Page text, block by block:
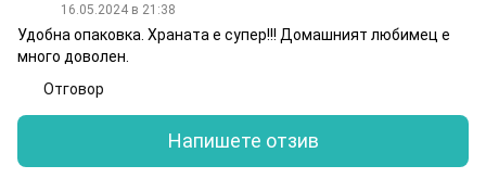
16.05.2024 в 21:38
Удобна опаковка. Храната е супер!!! Домашният любимец е
много доволен.
Отговор
Напишете отзив